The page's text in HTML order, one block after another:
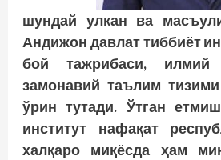
шундай улкан ва
Андижон давлат тиббиёт
бой тажрибаси, илмий
замонавий таълим
ўрин тутади. Ўтган
институт нафақат
халқаро миқёсда ҳам